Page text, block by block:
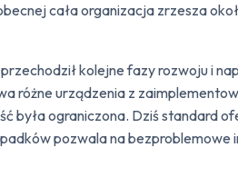
cała organizacja zrzesza
kolejne fazy rozwoju i
różne urządzenia z
była ograniczona. Dziś standard
pozwala na bezproblemowe